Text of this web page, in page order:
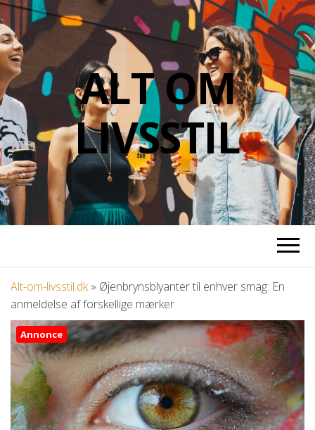
ALT OM
LIVSSTIL
Alt-om-livsstil.dk» Øjenbrynsblyanter til enhver smag: En
anmeldelse af forskellige mærker
Annonce